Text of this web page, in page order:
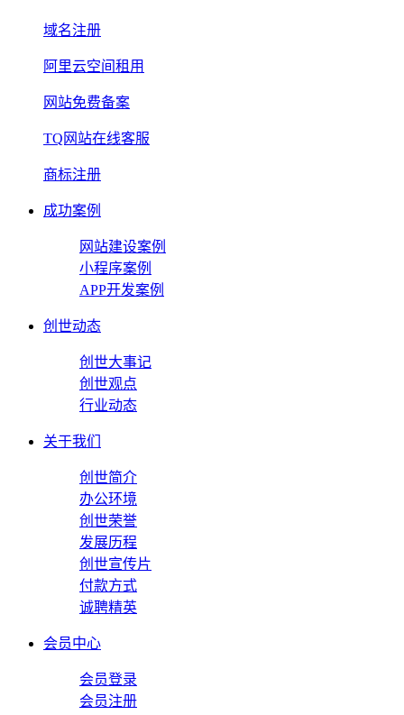
域名注册
阿里云空间租用
网站免费备案
TQ网站在线客服
商标注册
成功案例
网站建设案例
小程序案例
APP开发案例
创世动态
创世大事记
创世观点
行业动态
关于我们
创世简介
办公环境
创世荣誉
发展历程
创世宣传片
付款方式
诚聘精英
会员中心
会员登录
会员注册